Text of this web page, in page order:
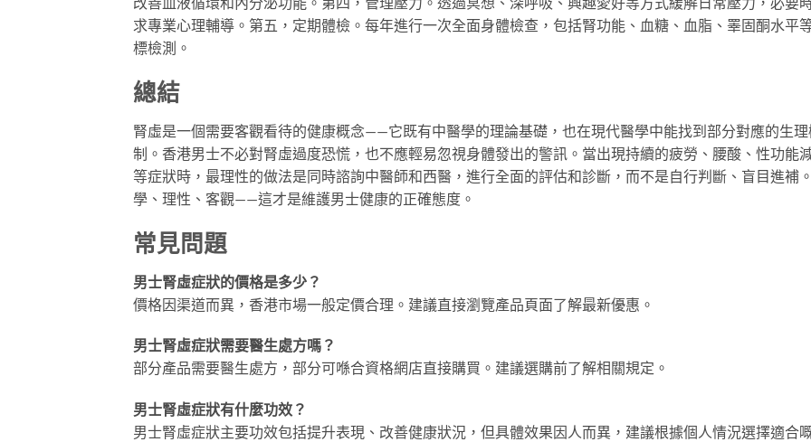
求專業心理輔導。第五，定期體檢。每年進行一次全面身體檢查，包括腎功能、血糖、血脂、睪固酮水平
標檢測。
總結
腎虛是一個需要客觀看待的健康概念——它既有中醫學的理論基礎，也在現代醫學中能找到部分對應的生理
制。香港男士不必對腎虛過度恐慌，也不應輕易忽視身體發出的警訊。當出現持續的疲勞、腰酸、性功能
等症狀時，最理性的做法是同時諮詢中醫師和西醫，進行全面的評估和診斷，而不是自行判斷、盲目進補
學、理性、客觀——這才是維護男士健康的正確態度。
常見問題
男士腎虛症狀的價格是多少？
價格因渠道而異，香港市場一般定價合理。建議直接瀏覽產品頁面了解最新優惠。
男士腎虛症狀需要醫生處方嗎？
部分產品需要醫生處方，部分可喺合資格網店直接購買。建議選購前了解相關規定。
男士腎虛症狀有什麼功效？
男士腎虛症狀主要功效包括提升表現、改善健康狀況，但具體效果因人而異，建議根據個人情況選擇適合